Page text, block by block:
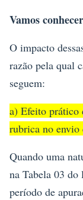
Vamos
O impacto
razão pela qual
seguem:
a) Efeito prático
rubrica no envio
Quando uma
na Tabela 03
período de